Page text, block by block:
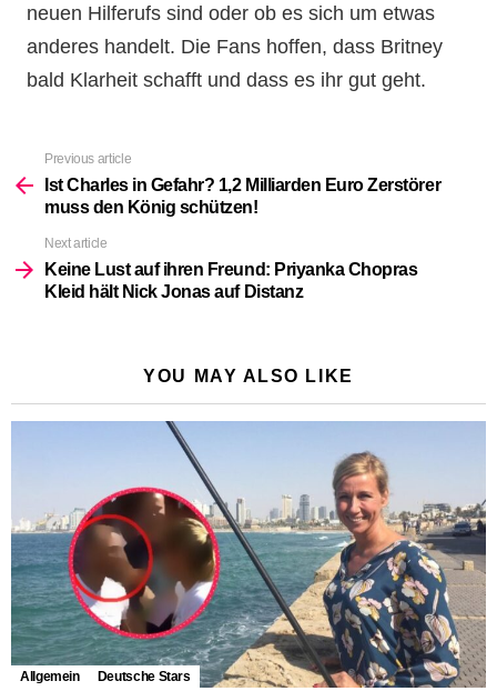
neuen Hilferufs sind oder ob es sich um etwas
anderes handelt. Die Fans hoffen, dass Britney
bald Klarheit schafft und dass es ihr gut geht.
more
Previous article
Ist Charles in Gefahr? 1,2 Milliarden Euro Zerstörer
muss den König schützen!
Next article
Keine Lust auf ihren Freund: Priyanka Chopras
Kleid hält Nick Jonas auf Distanz
YOU MAY ALSO LIKE
Allgemein Deutsche Stars